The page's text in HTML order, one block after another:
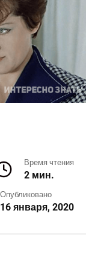
Время чтения
2 мин.
Опубликовано
16 января, 2020